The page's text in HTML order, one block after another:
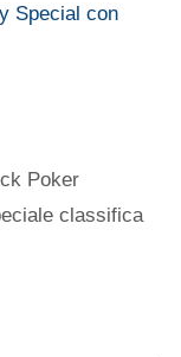
Special con
Poker
classifica